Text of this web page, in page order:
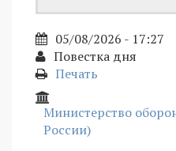
05/08/2026 - 17:27
Повестка дня
Печать
Министерство
России)